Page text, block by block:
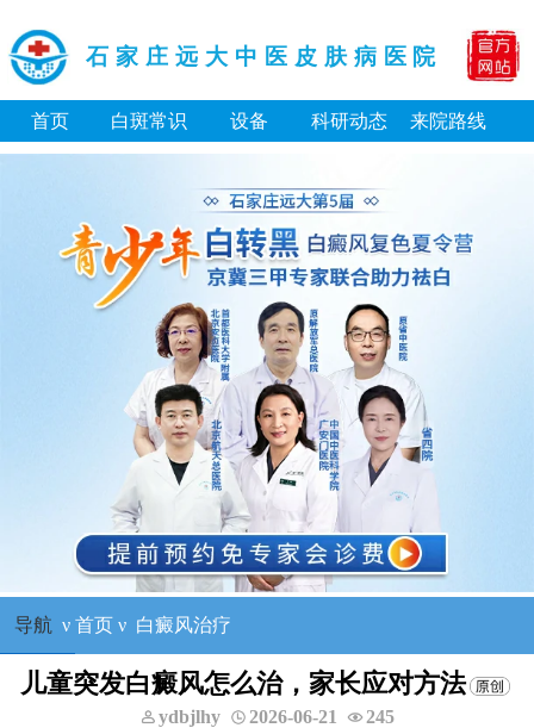
石家庄远大中医皮肤病医院
首页 白斑常识 设备 科研动态 来院路线
导航 ν 首页ν 白癜风治疗
儿童突发白癜风怎么治，家长应对方法
ydbjlhy 2026-06-21 245